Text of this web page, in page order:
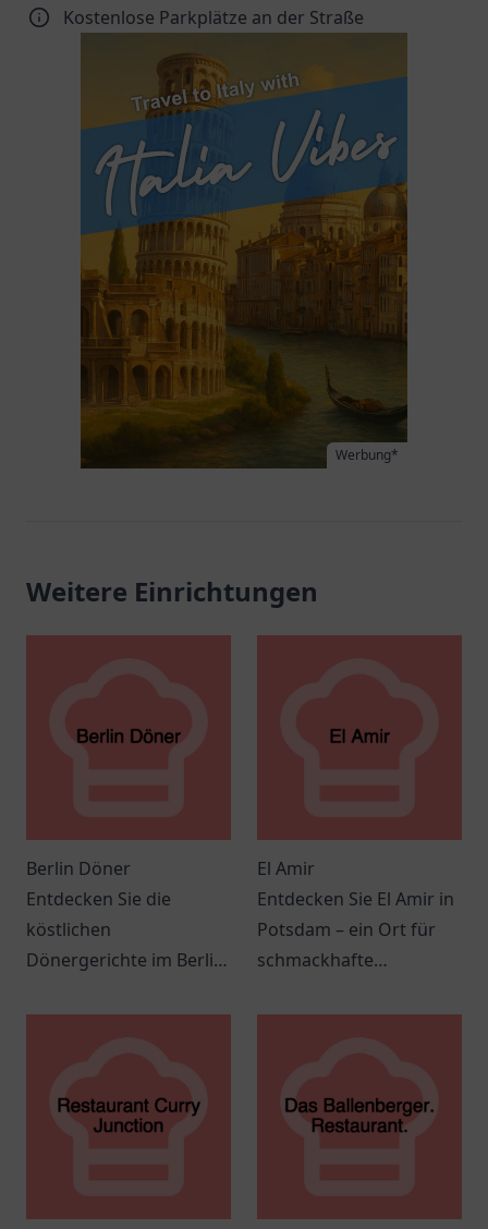
Kostenlose Parkplätze an der Straße
Werbung*
Weitere Einrichtungen
Berlin Döner
Entdecken Sie die
köstlichen
Dönergerichte im Berlin
Genuss für die ganze
El Amir
Entdecken Sie El Amir in
Potsdam – ein Ort für
schmackhafte
orientalische Küche in